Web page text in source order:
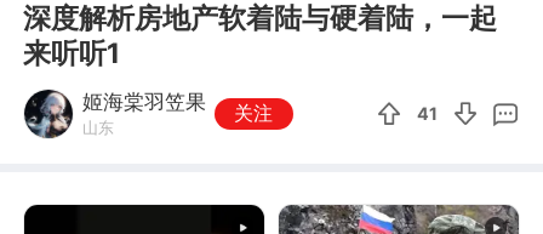
深度解析房地产软着陆与硬着陆，一起
来听听1
姬海棠羽笠果
山东
关注 41